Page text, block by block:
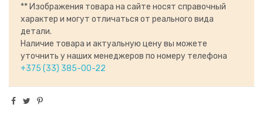
** Изображения товара на сайте носят справочный
характер и могут отличаться от реального вида
детали.
Наличие товара и актуальную цену вы можете
уточнить у наших менеджеров по номеру телефона
+375 (33) 385-00-22